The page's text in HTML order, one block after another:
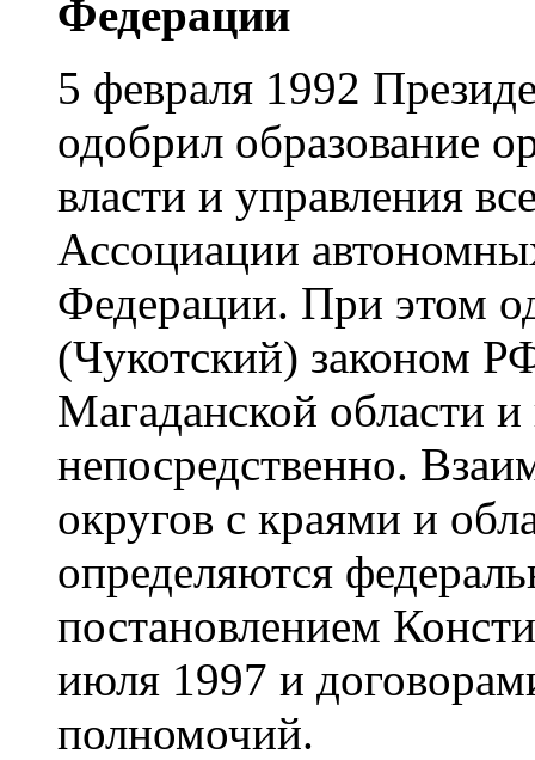
Федерации
5 февраля 1992
одобрил образование
власти и управления
Ассоциации
Федерации. При этом
(Чукотский) законом
Магаданской области
непосредственно.
округов с краями и
определяются
постановлением
июля 1997 и
полномочий.